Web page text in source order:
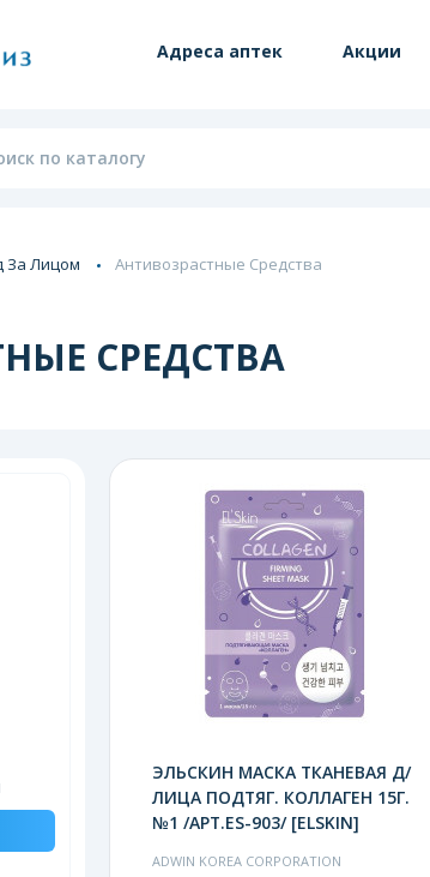
Адреса аптек Акции
За Лицом Антивозрастные Средства
СРЕДСТВА
ЭЛЬСКИН МАСКА ТКАНЕВАЯ Д/
ЛИЦА ПОДТЯГ. КОЛЛАГЕН 15Г.
№1 /АРТ.ES-903/ [ELSKIN]
ADWIN KOREA CORPORATION